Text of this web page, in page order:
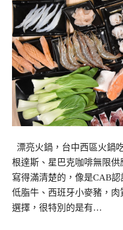
漂亮火鍋，台中西區火鍋
根達斯、星巴克咖啡無限
寫得滿清楚的，像是CAB
低脂牛、西班牙小麥豬，
選擇，很特別的是有…